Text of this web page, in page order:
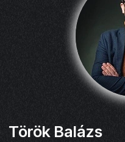
Török Balázs